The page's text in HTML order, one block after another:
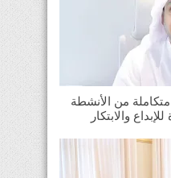
من الأنشطة
والابتكار